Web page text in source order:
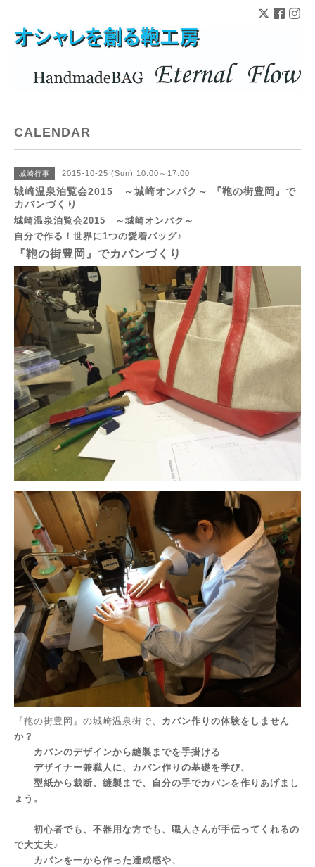
CALENDAR
城崎行事 2015-10-25 (Sun) 10:00～17:00
城崎温泉泊覧会2015 ～城崎オンパク～ 『鞄の街豊岡』で
カバンづくり
城崎温泉泊覧会2015 ～城崎オンパク～
自分で作る！世界に1つの愛着バッグ♪
『鞄の街豊岡』でカバンづくり
『鞄の街豊岡』の城崎温泉街で、 カバン作りの体験をしません
か？
カバンのデザインから縫製までを手掛ける
デザイナー兼職人に、カバン作りの基礎を学び、
型紙から裁断、縫製まで、自分の手でカバンを作りあげまし
ょう。
初心者でも、不器用な方でも、職人さんが手伝ってくれるの
で大丈夫♪
カバンを一から作った達成感や、